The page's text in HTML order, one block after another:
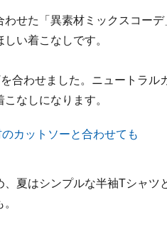
せた「異素材ミックスコーデ
い着こなしです。
合わせました。ニュートラル
なしになります。
夏はシンプルな半袖Tシャツ